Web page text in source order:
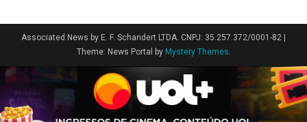
Associated News by E. F. Schandert LTDA. CNPJ: 35.257.372/0001-82
Theme: News Portal by Mystery Themes.